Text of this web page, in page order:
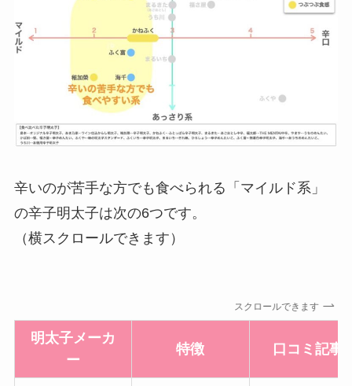
辛いのが苦手な方でも食べられる「マイルド系」
の辛子明太子は次の6つです。
（横スクロールできます）
スクロールできます
明太子メーカ
ー
特徴 口コミ記事